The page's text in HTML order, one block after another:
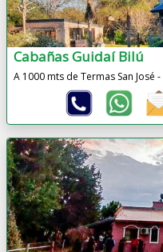
Cabañas Guidaí Bilú
A 1000 mts de Termas San José -